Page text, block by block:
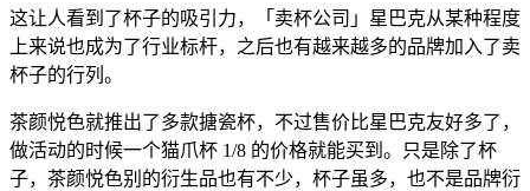
这让人看到了杯子的吸引力，「卖杯公司」星巴克从某种程度
上来说也成为了行业标杆，之后也有越来越多的品牌加入了卖
杯子的行列。
茶颜悦色就推出了多款搪瓷杯，不过售价比星巴克友好多了，
做活动的时候一个猫爪杯 1/8 的价格就能买到。只是除了杯
子，茶颜悦色别的衍生品也有不少，杯子虽多，也不是品牌衍